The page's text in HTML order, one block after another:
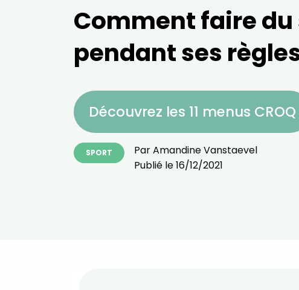
Comment faire
pendant ses
Découvrez les 11 menus CROQ
SPORT ParAmandine Vanstaevel
Publié le16/12/2021